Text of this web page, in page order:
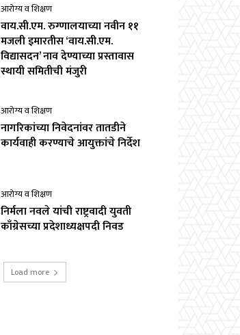
आरोग्य व शिक्षण
वाय.सी.एम. रुग्णालयाच्या नवीन ११
मजली इमारतीस ‘वाय.सी.एम.
विद्यासदन’ नाव देण्याच्या प्रस्तावास
स्थायी समितीची मंजुरी
आरोग्य व शिक्षण
नागरिकांच्या निवेदनांवर तातडीने
कार्यवाही करण्याचे आयुक्तांचे निर्देश
आरोग्य व शिक्षण
निर्मला नवले यांची राष्ट्रवादी युवती
काँग्रेसच्या प्रदेशाध्यक्षपदी निवड
Load more